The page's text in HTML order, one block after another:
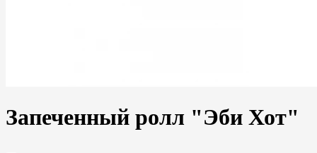
Запеченный ролл "Эби Хот"